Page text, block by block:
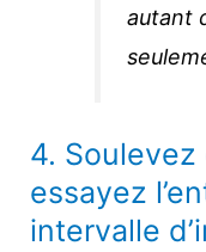
autant
4.
essayez
intervalle